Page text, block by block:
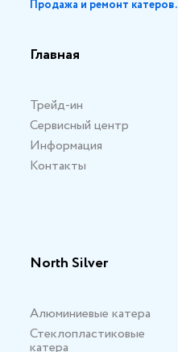
Продажа и ремонт катеров.
Главная
Трейд-ин
Сервисный центр
Информация
Контакты
North Silver
Алюминиевые катера
Стеклопластиковые
катера